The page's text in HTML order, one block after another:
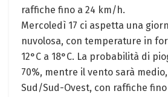
raffiche fino a 24 km/h.
Mercoledì 17 ci aspetta una
nuvolosa, con temperature in
12°C a 18°C. La probabilità di
70%, mentre il vento sarà
Sud/Sud-Ovest, con raffiche